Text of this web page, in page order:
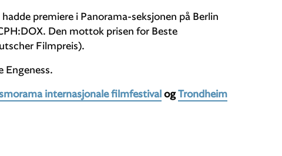
premiere i Panorama-seksjonen på Berlin
Den mottok prisen for Beste
Filmpreis).
Engeness.
internasjonale filmfestivalogTrondheim